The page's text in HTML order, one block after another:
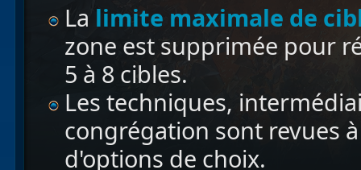
La limite maximale de
zone est supprimée pour
5 à 8 cibles.
Les techniques,
congrégation sont revues
d'options de choix.